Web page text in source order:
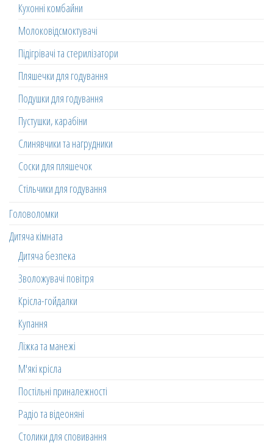
Кухонні комбайни
Молоковідсмоктувачі
Підігрівачі та стерилізатори
Пляшечки для годування
Подушки для годування
Пустушки, карабіни
Слинявчики та нагрудники
Соски для пляшечок
Стільчики для годування
Головоломки
Дитяча кімната
Дитяча безпека
Зволожувачі повітря
Крісла-гойдалки
Купання
Ліжка та манежі
М'які крісла
Постільні приналежності
Радіо та відеоняні
Столики для сповивання